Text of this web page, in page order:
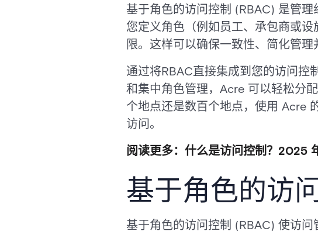
基于角色的访问控制 (RBAC) 是管
您定义角色（例如员工、承包商或
限。这样可以确保一致性、简化管理
通过将RBAC直接集成到您的访问控
和集中角色管理，Acre 可以轻松分
个地点还是数百个地点，使用 Acre
访问。
阅读更多：什么是访问控制？2025
基于角色的访
基于角色的访问控制 (RBAC) 使访